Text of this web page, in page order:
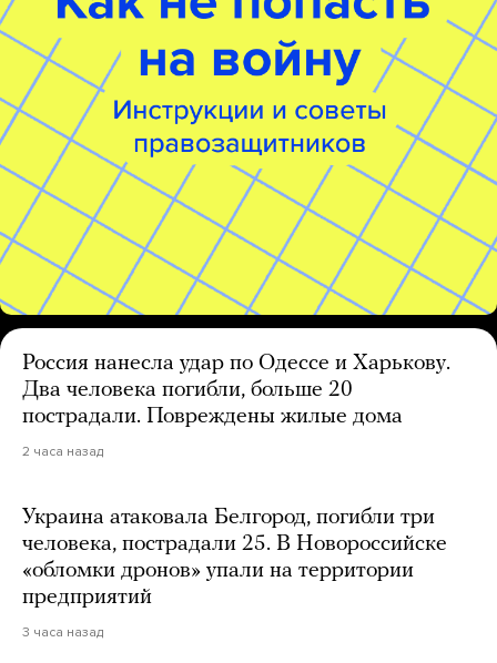
Россия нанесла удар по Одессе и Харькову.
Два человека погибли, больше 20
пострадали. Повреждены жилые дома
2 часа назад
Украина атаковала Белгород, погибли три
человека, пострадали 25. В Новороссийске
«обломки дронов» упали на территории
предприятий
3 часа назад